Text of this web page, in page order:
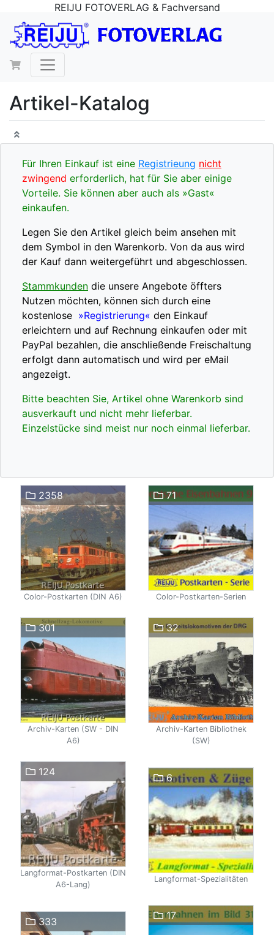
REIJU FOTOVERLAG & Fachversand
Artikel-Katalog
Für Ihren Einkauf ist eine Registrieung nicht
zwingend erforderlich, hat für Sie aber einige
Vorteile. Sie können aber auch als »Gast«
einkaufen.
Legen Sie den Artikel gleich beim ansehen mit
dem Symbol in den Warenkorb. Von da aus wird
der Kauf dann weitergeführt und abgeschlossen.
Stammkunden die unsere Angebote öffters
Nutzen möchten, können sich durch eine
kostenlose »Registrierung« den Einkauf
erleichtern und auf Rechnung einkaufen oder mit
PayPal bezahlen, die anschließende Freischaltung
erfolgt dann automatisch und wird per eMail
angezeigt.
Bitte beachten Sie, Artikel ohne Warenkorb sind
ausverkauft und nicht mehr lieferbar.
Einzelstücke sind meist nur noch einmal lieferbar.
2358
Color-Postkarten (DIN A6)
71
Color-Postkarten-Serien
301
Archiv-Karten (SW - DIN
A6)
32
Archiv-Karten Bibliothek
(SW)
124
Langformat-Postkarten (DIN
A6-Lang)
6
Langformat-Spezialitäten
333 17